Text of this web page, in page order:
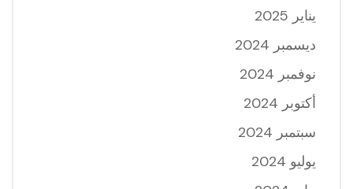
يناير 2025
ديسمبر 2024
نوفمبر 2024
أكتوبر 2024
سبتمبر 2024
يوليو 2024